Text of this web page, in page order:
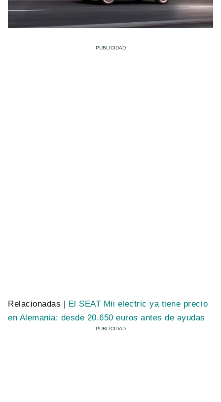
Relacionadas | El SEAT Mii electric ya tiene precio
en Alemania: desde 20.650 euros antes de ayudas